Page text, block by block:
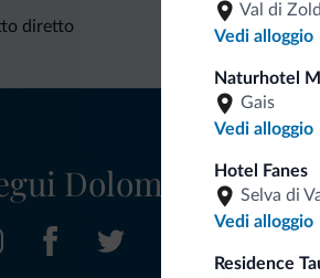
Val di
Vedi alloggio
Naturhotel
Gais
Vedi alloggio
Hotel Fanes
Selva di
Vedi alloggio
Residence
diretto
Dolomiti.it